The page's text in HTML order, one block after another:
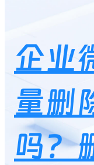
企业
量删
吗？